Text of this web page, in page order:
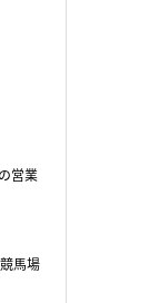
営業
馬場